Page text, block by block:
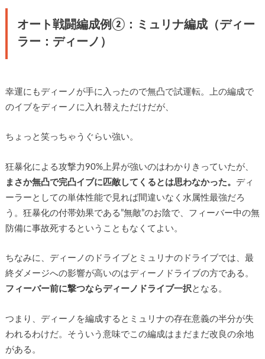
オート戦闘編成例②：ミュリナ編成（ディー
ラー：ディーノ）
幸運にもディーノが手に入ったので無凸で試運転。上の編成で
のイブをディーノに入れ替えただけだが、
ちょっと笑っちゃうぐらい強い。
狂暴化による攻撃力90%上昇が強いのはわかりきっていたが、
まさか無凸で完凸イブに匹敵してくるとは思わなかった。 ディ
ーラーとしての単体性能で見れば間違いなく水属性最強だろ
う。狂暴化の付帯効果である”無敵”のお陰で、フィーバー中の無
防備に事故死するということもなくてよい。
ちなみに、ディーノのドライブとミュリナのドライブでは、最
終ダメージへの影響が高いのはディーノドライブの方である。
フィーバー前に撃つならディーノドライブ一択となる。
つまり、ディーノを編成するとミュリナの存在意義の半分が失
われるわけだ。そういう意味でこの編成はまだまだ改良の余地
がある。